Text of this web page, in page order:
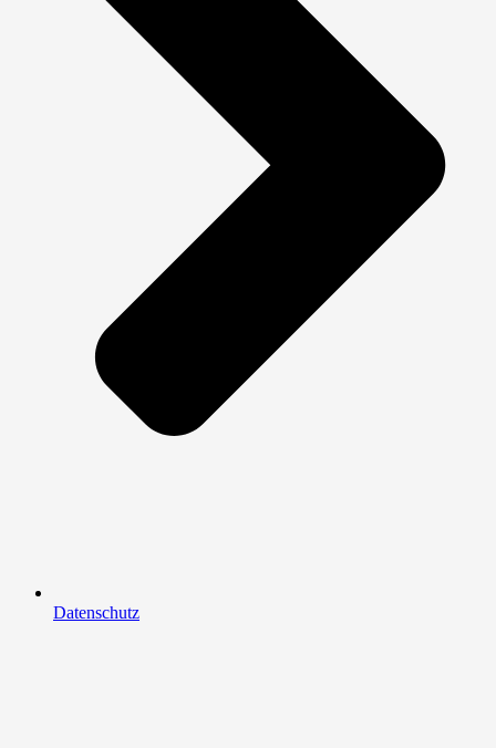
Datenschutz